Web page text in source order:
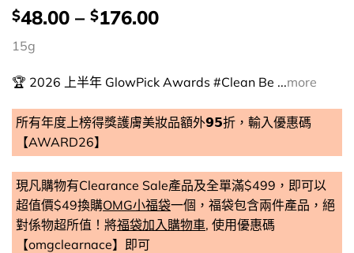
價
錢：
$48.00 – $176.00
15g
🏆 2026 上半年 GlowPick Awards #Clean Be ...more
所有年度上榜得獎護膚美妝品額外𝟵𝟱折，輸入優惠碼
【AWARD26】
現凡購物有Clearance Sale產品及全單滿$499，即可以
超值價$49換購OMG小福袋一個，福袋包含兩件產品，絕
對係物超所值！將福袋加入購物車, 使用優惠碼
【omgclearnace】即可